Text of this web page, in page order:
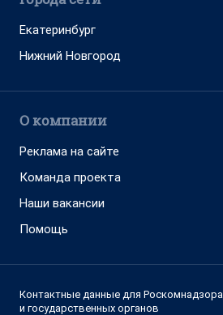
Екатеринбург
Нижний Новгород
О компании
Реклама на сайте
Команда проекта
Наши вакансии
Помощь
Контактные данные для Роскомнадзора
и государственных органов